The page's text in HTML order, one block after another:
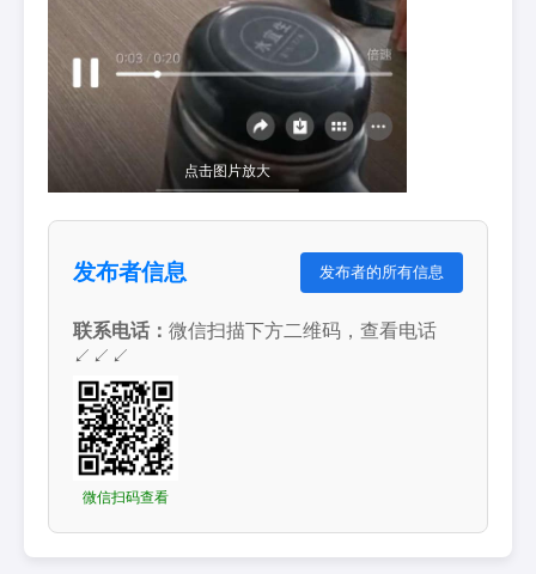
点击图片放大
发布者信息 发布者的所有信息
联系电话： 微信扫描下方二维码，查看电话
↙↙↙
微信扫码查看